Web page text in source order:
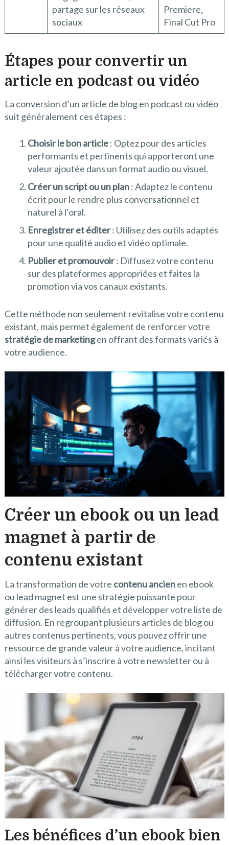
partage sur les réseaux
sociaux
Premiere,
Final Cut Pro
Étapes pour convertir un
article en podcast ou vidéo
La conversion d’un article de blog en podcast ou vidéo
suit généralement ces étapes :
Choisir le bon article: Optez pour des articles
performants et pertinents qui apporteront une
valeur ajoutée dans un format audio ou visuel.
Créer un script ou un plan: Adaptez le contenu
écrit pour le rendre plus conversationnel et
naturel à l’oral.
Enregistrer et éditer: Utilisez des outils adaptés
pour une qualité audio et vidéo optimale.
Publier et promouvoir: Diffusez votre contenu
sur des plateformes appropriées et faites la
promotion via vos canaux existants.
Cette méthode non seulement revitalise votre contenu
existant, mais permet également de renforcer votre
stratégie de marketingen offrant des formats variés à
votre audience.
Créer un ebook ou un lead
magnet à partir de
contenu existant
La transformation de votre contenu ancienen ebook
ou lead magnet est une stratégie puissante pour
générer des leads qualifiés et développer votre liste de
diffusion. En regroupant plusieurs articles de blog ou
autres contenus pertinents, vous pouvez offrir une
ressource de grande valeur à votre audience, incitant
ainsi les visiteurs à s’inscrire à votre newsletter ou à
télécharger votre contenu.
Les bénéfices d’un ebook bien